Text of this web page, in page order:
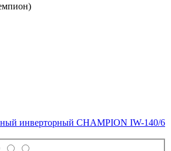
инверторный CHAMPION IW-140/6